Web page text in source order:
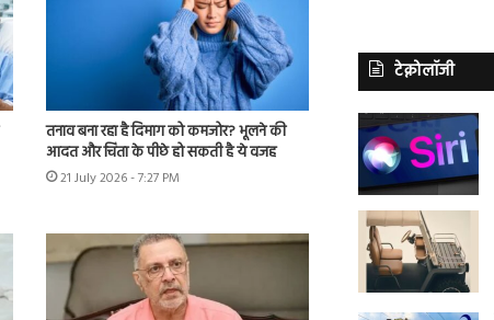
तनाव बना रहा है दिमाग को कमजोर? भूलने की
आदत और चिंता के पीछे हो सकती है ये वजह
21 July 2026 - 7:27 PM
टेक्नोलॉजी